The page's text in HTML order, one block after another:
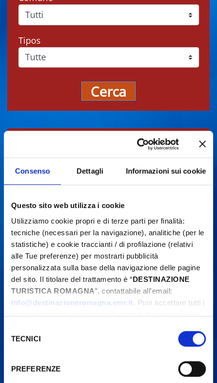
Consenso Dettagli Informazioni sui cookie
Questo sito web utilizza i cookie
Utilizziamo cookie propri e di terze parti per finalità:
tecniche (necessari per la navigazione), analitiche (per le
statistiche) e cookie traccianti / di profilazione (relativi
alle Tue preferenze) per mostrarti pubblicità
personalizzata sulla base della navigazione delle pagine
del sito. Il titolare del trattamento è “DESTINAZIONE
TURISTICA ROMAGNA”, contattabile all'email:
info@destinazioneromagna.emr.it. Puoi accettare tutti i
cookie premendo il pulsante “Accetta tutti i cookie”,
gestire le tue preferenze facendo clic su “Personalizza”.
Qualora acconsenti a tutti i cookie i Tuoi dati potranno
attualmente non fornisce garanzie idonee per il
delTECNICI
PREFERENZE
Tipos
Cerca
Gli eventi potrebbero subire variazioni,
contattare sempre gli organizzatori prima di